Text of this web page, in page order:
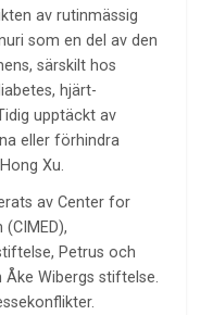
av rutinmässig
som en del av den
särskilt hos
hjärt-
upptäckt av
eller förhindra
Xu.
av Center for
Petrus och
Wibergs stiftelse.